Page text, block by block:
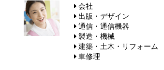
会社
出版・デザイン
通信・通信機器
製造・機械
建築・土木・リフォーム
車修理